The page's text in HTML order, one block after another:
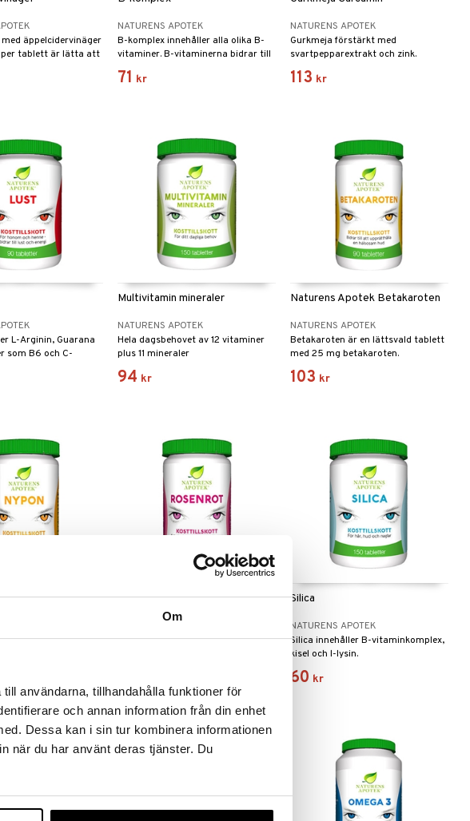
Om
användarna, tillhandahålla funktioner för
och annan information från din enhet
Dessa kan i sin tur kombinera informationen
när du har använt deras tjänster. Du
äppelcidervinäger
per tablett är lätta att
upp direkt redan i
NATURENS APOTEK
B-komplex innehåller alla olika B-
vitaminer. B-vitaminerna bidrar till
nervsystemets normala funktion
och minska trötthet och
71 kr
NATURENS APOTEK
Gurkmeja förstärkt med
svartpepparextrakt och zink.
113 kr
L-Arginin, Guarana
som B6 och C-
till att minska
Multivitamin mineraler
NATURENS APOTEK
Hela dagsbehovet av 12 vitaminer
plus 11 mineraler
94 kr
Naturens Apotek Betakaroten
NATURENS APOTEK
Betakaroten är en lättsvald tablett
med 25 mg betakaroten.
103 kr
med extrakt av
Rosenrot 100mg
Rosenrot är ett välkänt och
prestationsförmåga.
Silica
NATURENS APOTEK
Silica innehåller B-vitaminkomplex,
kisel och l-lysin.
60 kr